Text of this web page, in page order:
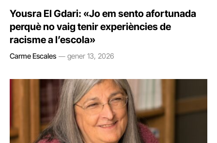
Yousra El Gdari: «Jo em sento afortunada
perquè no vaig tenir experiències de
racisme a l’escola»
Carme Escales gener 13, 2026